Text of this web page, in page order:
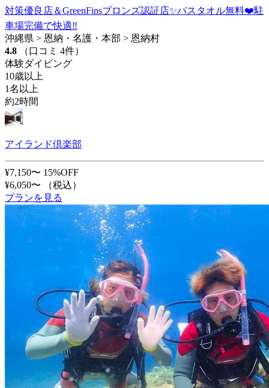
対策優良店＆GreenFinsブロンズ認証店✨バスタオル無料❤️駐
車場完備で快適‼️
沖縄県 > 恩納・名護・本部 > 恩納村
4.8
（口コミ 4件）
体験ダイビング
10歳以上
1名以上
約2時間
アイランド倶楽部
¥7,150〜 15%OFF
¥6,050〜
（税込）
プランを見る